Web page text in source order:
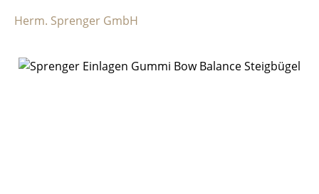
Herm. Sprenger GmbH
Bildergalerie überspringen